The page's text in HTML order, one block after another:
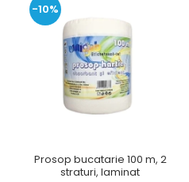
-10%
Prosop bucatarie 100 m, 2
straturi, laminat